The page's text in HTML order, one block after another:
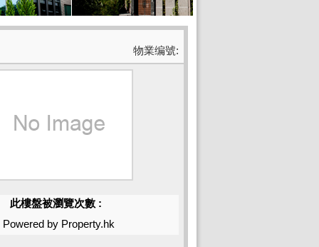
物業编號:
此樓盤被瀏覽次數 :
Powered by Property.hk